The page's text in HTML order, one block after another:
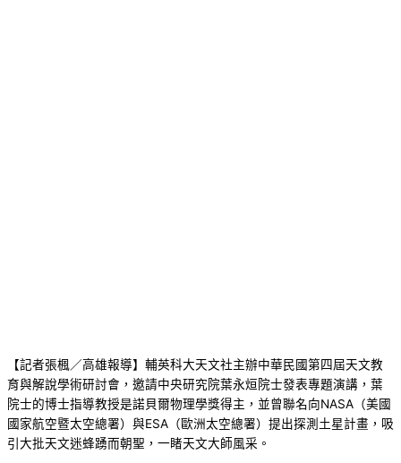
【記者張楓／高雄報導】輔英科大天文社主辦中華民國第四屆天文教
育與解說學術研討會，邀請中央研究院葉永烜院士發表專題演講，葉
院士的博士指導教授是諾貝爾物理學獎得主，並曾聯名向NASA（美國
國家航空暨太空總署）與ESA（歐洲太空總署）提出探測土星計畫，吸
引大批天文迷蜂踴而朝聖，一睹天文大師風采。